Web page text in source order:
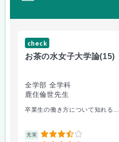
check
お茶の水女子大学論(15)
全学部 全学科
鹿住倫世先生
卒業生の働き方について知れる...
充実 3.5